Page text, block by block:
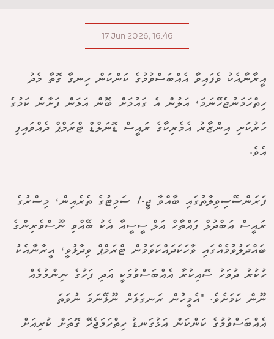
17 Jun 2026, 16:46
އީރާނާއެކު ވެފައިވާ އެއްބަސްވުމުގެ ކަންކަން ހިނގާ ގޮތާ މެދު
ހިތްހަމަނުޖެހޭނަމަ، އަލުން އެ ގައުމަށް ބޮން އަޅަން ފަށާނެ ކަމުގެ
ހަރުކަށި އިންޒާރު އެމެރިކާގެ ރައީސް ޑޮނަލްޑް ޓްރަމްޕް ދެއްވައިފި
އެވެ.
ފަރަންސޭސިވިލާތުގައި ބާއްވާ ޖީ-7 ސަމިޓުގެ ތެރެއިން، މިސްރުގެ
ރައީސް އަބްދުލް ފައްތާހް އަލް-ސީސީއާ އެކު ބޭއްވި ނޫސްވެރިންގެ
ބައްދަލުވުމެއްގައި ވާހަކަދައްކަވަމުން ޓްރަމްޕް ވިދާޅުވީ، އީރާނާއެކު
ހުކުރު ދުވަހު ސޮއިކުރާ އެއްބަސްވުމަކީ އަދި ފަހުގެ ނިންމުމެއް
ނޫން ކަމަށެވެ. "އެމީހުން ރަނގަޅަށް ނޫޅޭނަމަ ނުވަތަ
އެއްބަސްވުމުގެ ކަންކަން އަޅުގަނޑު ހިތްހަމަޖެހޭ ގޮތަށް ކުރިއަށް